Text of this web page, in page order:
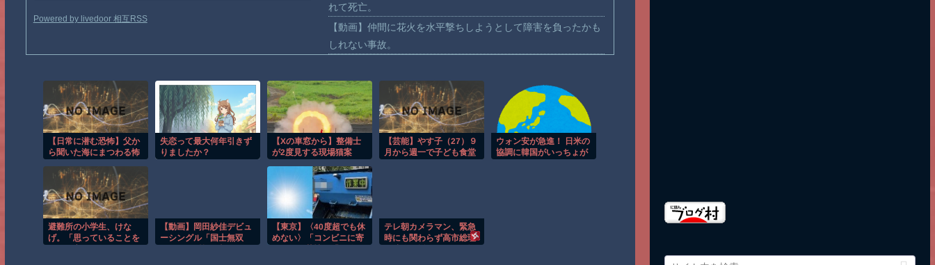
Powered by livedoor 相互RSS
れて死亡。
【動画】仲間に花火を水平撃ちしようとして障害を負ったかも
しれない事故。
ルを見た。
【謎】広島県が頑なに「はだしのゲンコラボ喫茶」をやらない
理由
ヒロインが死ぬアニメって四月は君の嘘くらいしかないような
オレたちひょうきん族の懺悔室なんてナウなヤングは知らんだ
ろ
Powered by livedoor 相互RSS
【日常に潜む恐怖】父か
ら聞いた海にまつわる怖
失恋って最大何年引きず
りましたか？
【Xの車窓から】整備士
が2度見する現場猫案
【芸能】やす子（27）９
月から週一で子ども食堂
ウォン安が急進！ 日米の
協調に韓国がいっちょが
避難所の小学生、けな
げ。「思っていることを
【動画】岡田紗佳デビュ
ーシングル「国士無双
【東京】〈40度超でも休
めない〉「コンビニに寄
テレ朝カメラマン、緊急
時にも関わらず高市総理